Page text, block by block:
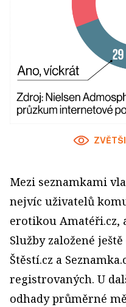
Mezi seznamkami
nejvíc uživatelů
erotikou Amatéři.cz,
Služby založené
Štěstí.cz a
registrovaných. U
odhady průměrné